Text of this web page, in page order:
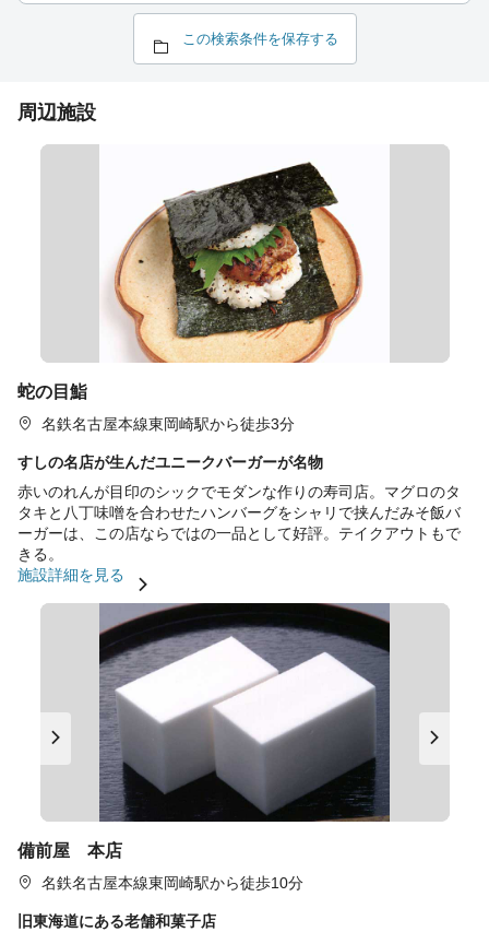
この検索条件を保存する
周辺施設
蛇の目鮨
名鉄名古屋本線東岡崎駅から徒歩3分
すしの名店が生んだユニークバーガーが名物
赤いのれんが目印のシックでモダンな作りの寿司店。マグロのタ
タキと八丁味噌を合わせたハンバーグをシャリで挟んだみそ飯バ
ーガーは、この店ならではの一品として好評。テイクアウトもで
きる。
施設詳細を見る
備前屋 本店
名鉄名古屋本線東岡崎駅から徒歩10分
旧東海道にある老舗和菓子店